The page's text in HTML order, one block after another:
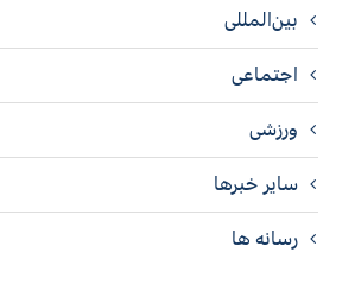
بین‌المللی
اجتماعی
ورزشی
سایر خبرها
رسانه ها